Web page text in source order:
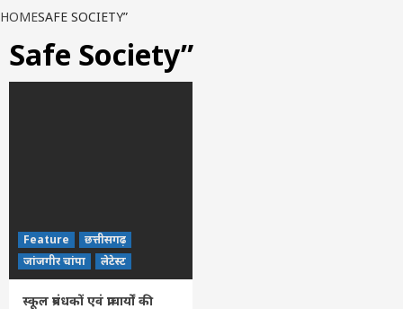
HOMESAFE SOCIETY”
Safe Society”
Feature
छत्तीसगढ़
जांजगीर चांपा
लेटेस्ट
स्कूल प्रबंधकों एवं प्राचार्यों की